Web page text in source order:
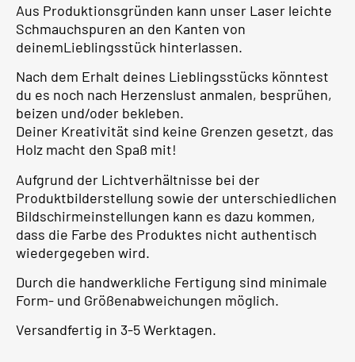
Aus Produktionsgründen kann unser Laser leichte
Schmauchspuren an den Kanten von
deinemLieblingsstück hinterlassen.
Nach dem Erhalt deines Lieblingsstücks könntest
du es noch nach Herzenslust anmalen, besprühen,
beizen und/oder bekleben.
Deiner Kreativität sind keine Grenzen gesetzt, das
Holz macht den Spaß mit!
Aufgrund der Lichtverhältnisse bei der
Produktbilderstellung sowie der unterschiedlichen
Bildschirmeinstellungen kann es dazu kommen,
dass die Farbe des Produktes nicht authentisch
wiedergegeben wird.
Durch die handwerkliche Fertigung sind minimale
Form- und Größenabweichungen möglich.
Versandfertig in 3-5 Werktagen.